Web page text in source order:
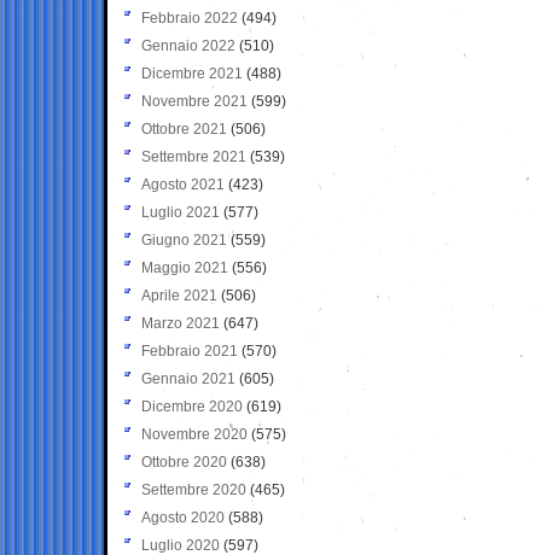
Febbraio 2022 (494)
Gennaio 2022 (510)
Dicembre 2021 (488)
Novembre 2021 (599)
Ottobre 2021 (506)
Settembre 2021 (539)
Agosto 2021 (423)
Luglio 2021 (577)
Giugno 2021(559)
Maggio 2021 (556)
Aprile 2021 (506)
Marzo 2021 (647)
Febbraio 2021 (570)
Gennaio 2021 (605)
Dicembre 2020 (619)
Novembre 2020 (575)
Ottobre 2020 (638)
Settembre 2020(465)
Agosto 2020 (588)
Luglio 2020 (597)